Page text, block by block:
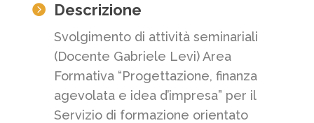
 Descrizione
Svolgimento di attività seminariali
(Docente Gabriele Levi) Area
Formativa “Progettazione, finanza
agevolata e idea d’impresa” per il
Servizio di formazione orientato